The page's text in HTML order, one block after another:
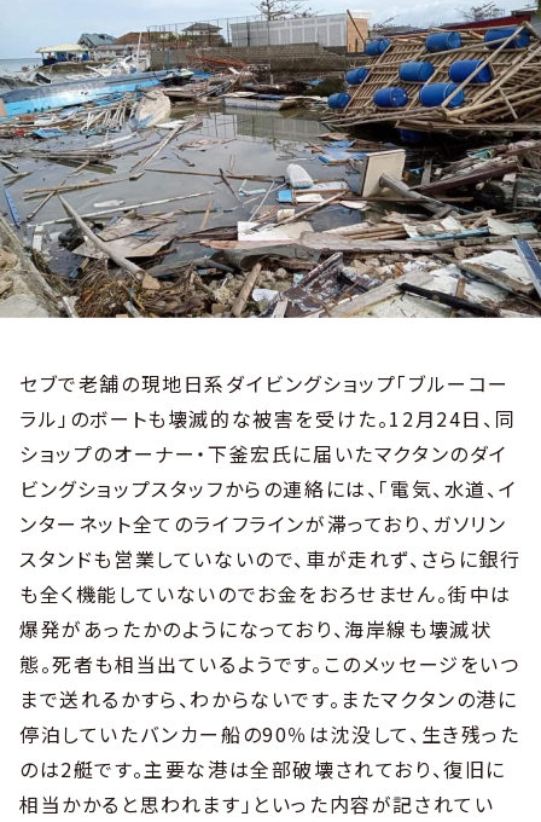
セブで老舗の現地日系ダイビングショップ「ブルーコー
ラル」のボートも壊滅的な被害を受けた。12月24日、同
ショップのオーナー・下釜宏氏に届いたマクタンのダイ
ビングショップスタッフからの連絡には、「電気、水道、イ
ンターネット全てのライフラインが滞っており、ガソリン
スタンドも営業していないので、車が走れず、さらに銀行
も全く機能していないのでお金をおろせません。街中は
爆発があったかのようになっており、海岸線も壊滅状
態。死者も相当出ているようです。このメッセージをいつ
まで送れるかすら、わからないです。またマクタンの港に
停泊していたバンカー船の90％は沈没して、生き残った
のは2艇です。主要な港は全部破壊されており、復旧に
相当かかると思われます」といった内容が記されてい